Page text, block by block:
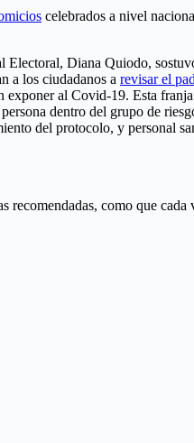
celebrados a nivel
Diana Quiodo,
a los ciudadanos a revisar el
al Covid-19. Esta
dentro del grupo de
del protocolo, y personal
como que